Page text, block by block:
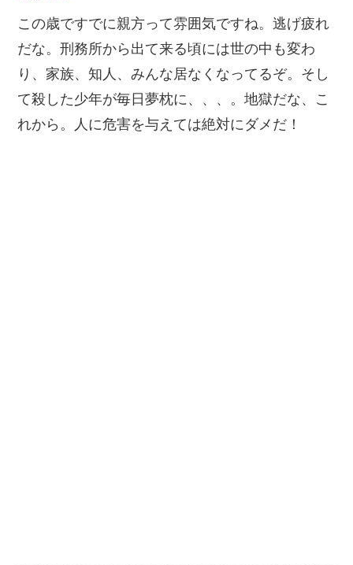
この歳ですでに親方って雰囲気ですね。逃げ疲れ
だな。刑務所から出て来る頃には世の中も変わ
り、家族、知人、みんな居なくなってるぞ。そし
て殺した少年が毎日夢枕に、、、。地獄だな、こ
れから。人に危害を与えては絶対にダメだ！